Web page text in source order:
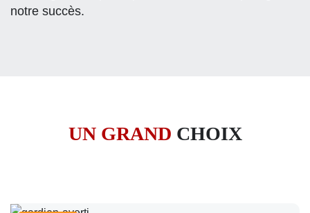
notre succès.
UN GRAND CHOIX